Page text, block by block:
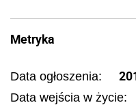
Metryka
Data ogłoszenia:
Data wejścia w życie: